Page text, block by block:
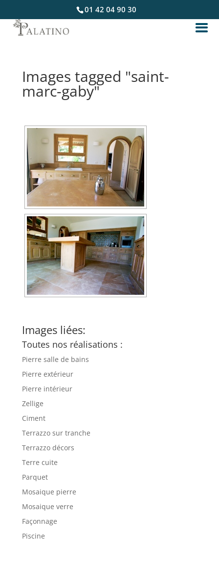
01 42 04 90 30
Images tagged "saint-
marc-gaby"
Images liées:
Toutes nos réalisations :
Pierre salle de bains
Pierre extérieur
Pierre intérieur
Zellige
Ciment
Terrazzo sur tranche
Terrazzo décors
Terre cuite
Parquet
Mosaique pierre
Mosaique verre
Façonnage
Piscine